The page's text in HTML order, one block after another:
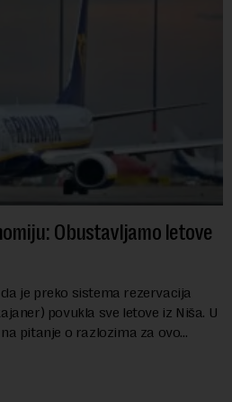
Obustavljamo letove
je preko sistema rezervacija
povukla sve letove iz Niša. U
pitanje o razlozima za ovo